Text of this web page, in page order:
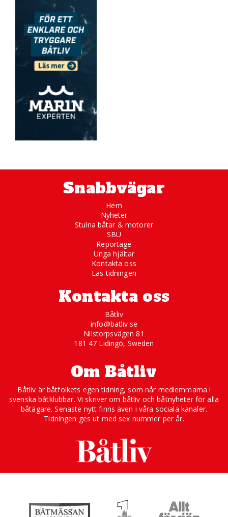
Snabbvägar
Hem
Nyheter
Stulna båtar & motorer
SBU
Reportage
Unga hjältar
Kontakta oss
Läs tidningen
Kontakta oss
Båtliv
info@batliv.se
Nilstorpsvägen 81
181 47 Lidingö, Sweden
Om Båtliv
Båtliv är båtfolkets egen tidning, som når medlemmarna i
svenska båtklubbar. Vi skriver om båtliv och båtnyheter för alla
båtägare. Senaste nytt finns även i våra sociala kanaler.
Tidningen ges ut med sex nummer per år.